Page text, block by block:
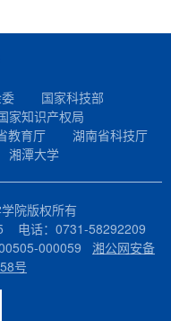
国家科技部
家知识产权局
教育厅
湖南省科技厅
湘潭大学
院版权所有
电话：0731-58292209
000059 湘公网安备
号